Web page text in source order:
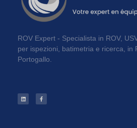
ROV Expert - Specialista in ROV,
per ispezioni, batimetria e ricerca, in
Portogallo.